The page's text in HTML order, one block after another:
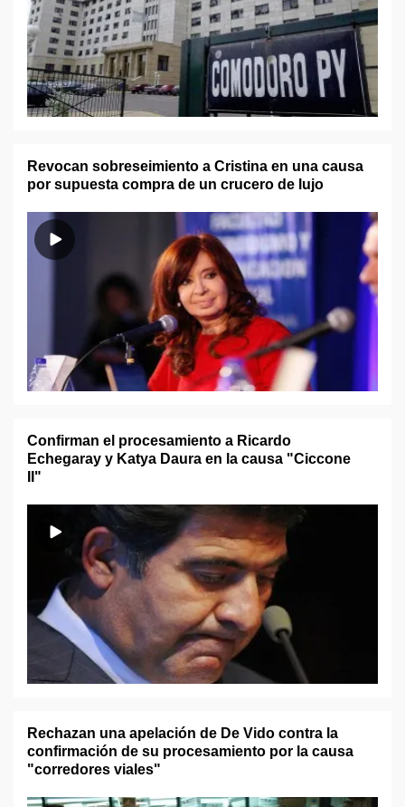
Revocan sobreseimiento a Cristina en una causa
por supuesta compra de un crucero de lujo
Confirman el procesamiento a Ricardo
Echegaray y Katya Daura en la causa "Ciccone
II"
Rechazan una apelación de De Vido contra la
confirmación de su procesamiento por la causa
"corredores viales"